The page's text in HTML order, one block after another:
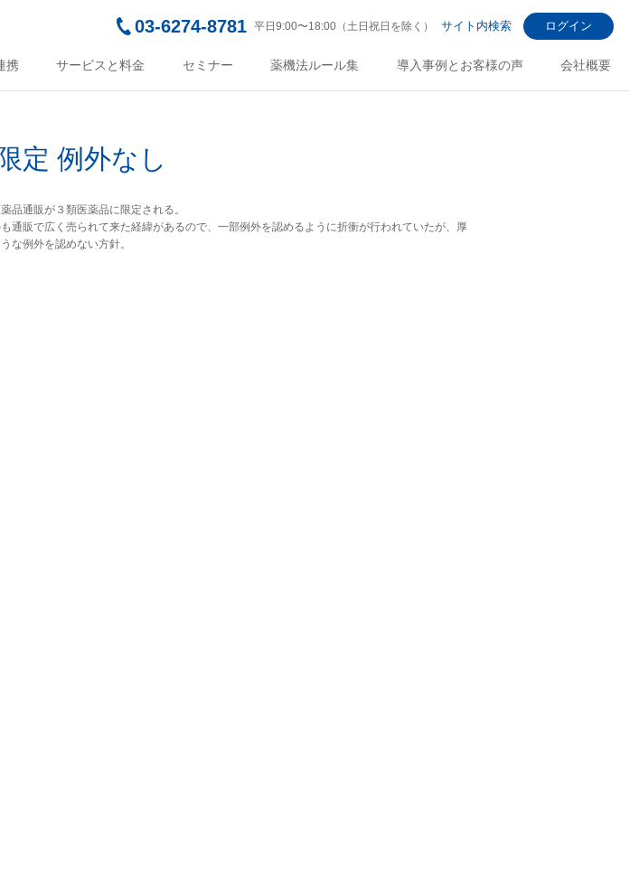
03-6274-8781 平日9:00〜18:00（土日祝日を除く） サイト内検索 ログイン
携 サービスと料金 セミナー 薬機法ルール集 導入事例とお客様の声 会社概要
定 例外なし
品通販が３類医薬品に限定される。
通販で広く売られて来た経緯があるので、一部例外を認めるように折衝が行われていたが、厚
な例外を認めない方針。